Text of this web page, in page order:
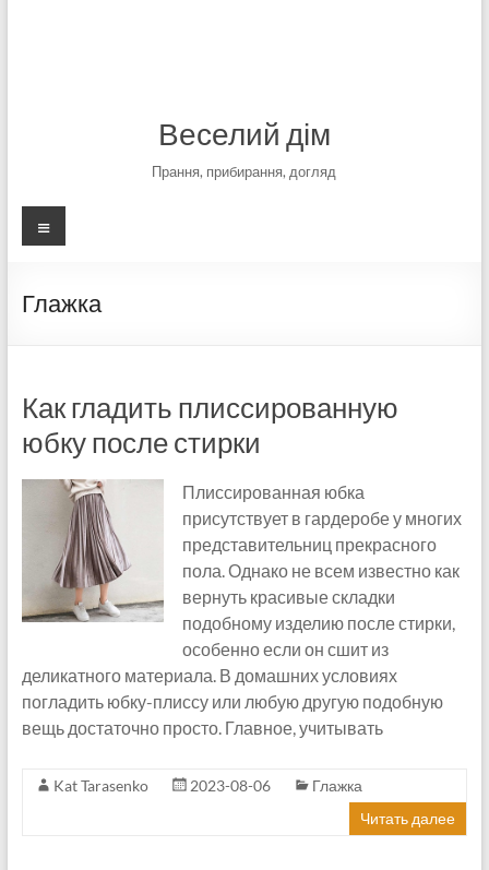
Веселий дім
Прання, прибирання, догляд
Меню
Глажка
Как гладить плиссированную
юбку после стирки
Плиссированная юбка
присутствует в гардеробе у многих
представительниц прекрасного
пола. Однако не всем известно как
вернуть красивые складки
подобному изделию после стирки,
особенно если он сшит из
деликатного материала. В домашних условиях
погладить юбку-плиссу или любую другую подобную
вещь достаточно просто. Главное, учитывать
Kat Tarasenko 2023-08-06
Глажка
Читать далее